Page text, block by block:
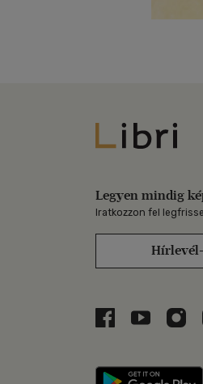
Libri
Legyen mindig
Iratkozzon fel
Libri aLibri a